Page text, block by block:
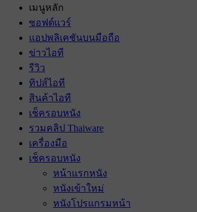
เมนูหลัก
ซอฟต์แวร์
แอปพลิเคชันบนมือถือ
ข่าวไอที
รีวิว
ทิปส์ไอที
สินค้าไอที
เช็ครอบหนัง
รวมคลิป Thaiware
เครื่องมือ
เช็ครอบหนัง
หน้าแรกหนัง
หนังเข้าใหม่
หนังโปรแกรมหน้า